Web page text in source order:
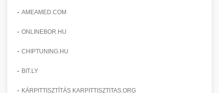
- AMEAMED.COM
- ONLINEBOR.HU
- CHIPTUNING.HU
- BIT.LY
- KÁRPITTISZTÍTÁS KARPITTISZTITAS.ORG